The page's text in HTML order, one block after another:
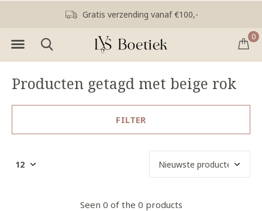
0
Gratis verzending vanaf €100,-
Producten getagd met beige rok
FILTER
Seen 0 of the 0 products